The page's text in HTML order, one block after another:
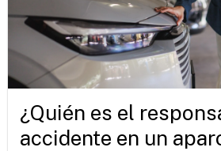
¿Quién es el
accidente en un